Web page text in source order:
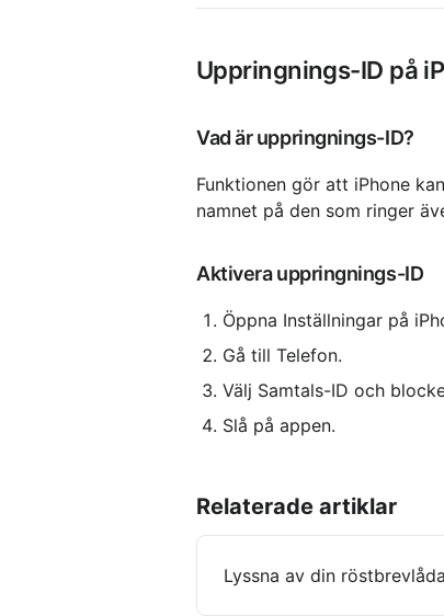
Uppringnings-ID på
Vad är uppringnings-ID?
Funktionen gör att iPhone
namnet på den som ringer
Aktivera uppringnings-ID
Öppna Inställningar på
Gå till Telefon.
Välj Samtals-ID och
Slå på appen.
Relaterade artiklar
Lyssna av din röstbrevlåda